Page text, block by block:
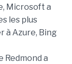
Microsoft a
les plus
à Azure, Bing
Redmond a